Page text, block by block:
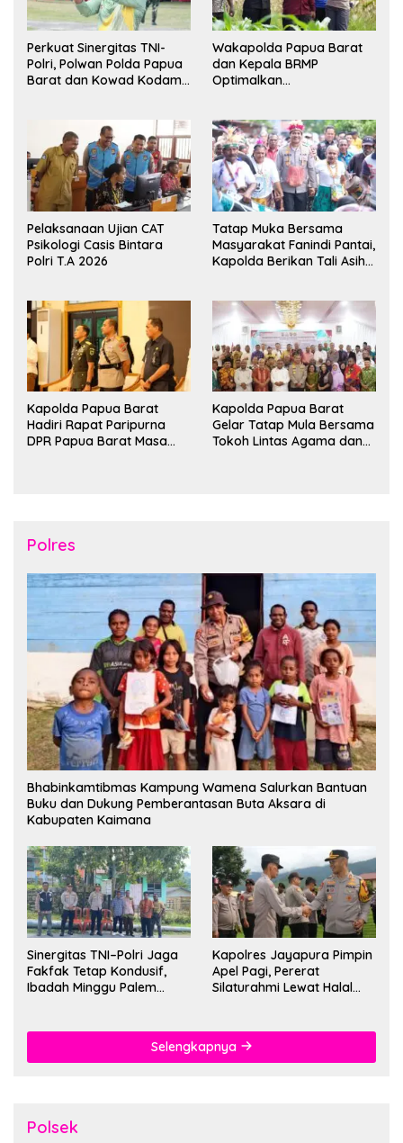
Perkuat Sinergitas TNI-
Polri, Polwan Polda Papua
Barat dan Kowad Kodam
Persahabatan
Wakapolda Papua Barat
dan Kepala BRMP
Optimalkan
Pangan Papua Barat
Pelaksanaan Ujian CAT
Psikologi Casis Bintara
Polri T.A 2026
Tatap Muka Bersama
Masyarakat Fanindi Pantai,
Kapolda Berikan Tali Asih
Kapolda Papua Barat
Hadiri Rapat Paripurna
DPR Papua Barat Masa
Kapolda Papua Barat
Gelar Tatap Mula Bersama
Tokoh Lintas Agama dan
Polres
Bhabinkamtibmas Kampung Wamena Salurkan Bantuan
Buku dan Dukung Pemberantasan Buta Aksara di
Kabupaten Kaimana
Sinergitas TNI–Polri Jaga
Fakfak Tetap Kondusif,
Ibadah Minggu Palem
Kapolres Jayapura Pimpin
Apel Pagi, Pererat
Silaturahmi Lewat Halal
Selengkapnya
Polsek